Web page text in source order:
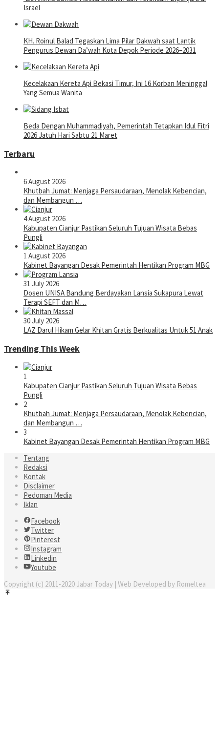
Israel
KH. Roinul Balad Tegaskan Lima Pilar Dakwah saat Lantik
Pengurus Dewan Da’wah Kota Depok Periode 2026–2031
Kecelakaan Kereta Api Bekasi Timur, Ini 16 Korban Meninggal
Yang Semua Wanita
Beda Dengan Muhammadiyah, Pemerintah Tetapkan Idul Fitri
2026 Jatuh Hari Sabtu 21 Maret
Terbaru
6 August 2026
Khutbah Jumat: Menjaga Persaudaraan, Menolak Kebencian,
dan Membangun …
4 August 2026
Kabupaten Cianjur Pastikan Seluruh Tujuan Wisata Bebas
Pungli
1 August 2026
Kabinet Bayangan Desak Pemerintah Hentikan Program MBG
31 July 2026
Dosen UNISA Bandung Berdayakan Lansia Sukapura Lewat
Terapi SEFT dan M…
30 July 2026
LAZ Darul Hikam Gelar Khitan Gratis Berkualitas Untuk 51 Anak
Trending This Week
1
Kabupaten Cianjur Pastikan Seluruh Tujuan Wisata Bebas
Pungli
2
Khutbah Jumat: Menjaga Persaudaraan, Menolak Kebencian,
dan Membangun …
3
Kabinet Bayangan Desak Pemerintah Hentikan Program MBG
Tentang
Redaksi
Kontak
Disclaimer
Pedoman Media
Iklan
Facebook
Twitter
Pinterest
Instagram
Linkedin
Youtube
Copyright (c) 2011-2020 Jabar Today | Web Developed by Romeltea